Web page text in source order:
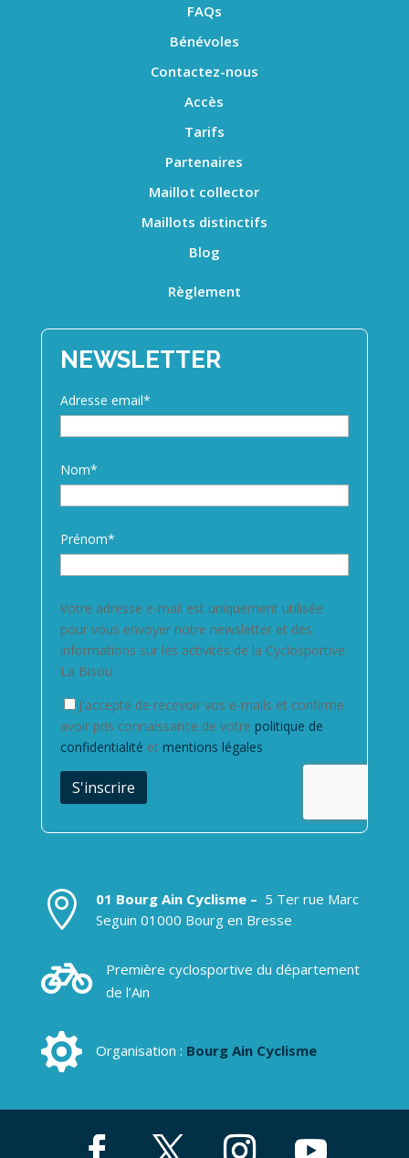
FAQs
Bénévoles
Contactez-nous
Accès
Tarifs
Partenaires
Maillot collector
Maillots distinctifs
Blog
Règlement
NEWSLETTER
Adresse email*
Nom*
Prénom*
Votre adresse e-mail est uniquement utilisée
pour vous envoyer notre newsletter et des
informations sur les activités de la Cyclosportive
La Bisou.
J'accepte de recevoir vos e-mails et confirme
avoir pris connaissance de votre politique de
confidentialité et mentions légales
 01 Bourg Ain Cyclisme – 5 Ter rue Marc
Seguin 01000 Bourg en Bresse

Première cyclosportive du département
de l’Ain
 Organisation : Bourg Ain Cyclisme